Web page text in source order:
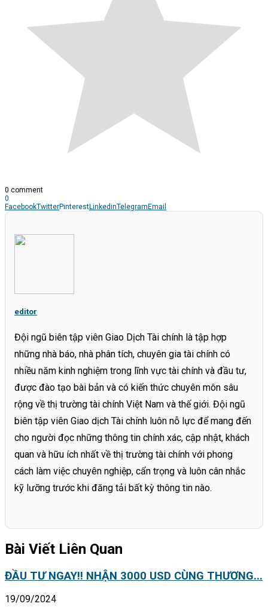
0 comment
0
FacebookTwitterPinterestLinkedinTelegramEmail
editor
Đội ngũ biên tập viên Giao Dịch Tài chính là tập hợp
những nhà báo, nhà phân tích, chuyên gia tài chính có
nhiều năm kinh nghiệm trong lĩnh vực tài chính và đầu tư,
được đào tạo bài bản và có kiến thức chuyên môn sâu
rộng về thị trường tài chính Việt Nam và thế giới. Đội ngũ
biên tập viên Giao dịch Tài chính luôn nỗ lực để mang đến
cho người đọc những thông tin chính xác, cập nhật, khách
quan và hữu ích nhất về thị trường tài chính với phong
cách làm việc chuyên nghiệp, cẩn trọng và luôn cân nhắc
kỹ lưỡng trước khi đăng tải bất kỳ thông tin nào.
Bài Viết Liên Quan
ĐẦU TƯ NGAY!! NHẬN 3000 USD CÙNG THƯƠNG...
19/09/2024